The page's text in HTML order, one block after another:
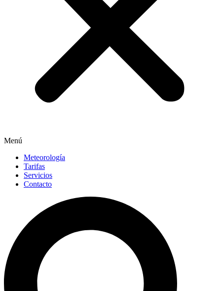
Menú
Meteorología
Tarifas
Servicios
Contacto